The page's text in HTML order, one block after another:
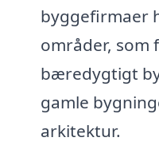
byggefirmaer
områder, som
bæredygtigt
gamle
arkitektur.